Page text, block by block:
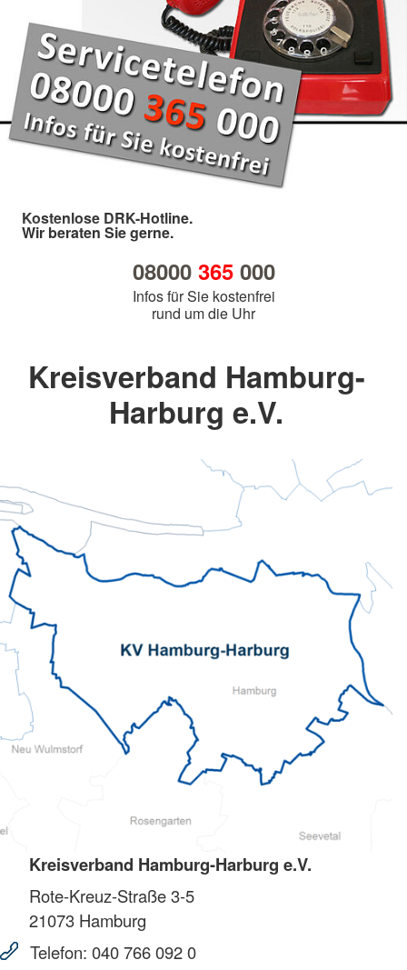
Kostenlose DRK-Hotline.
Wir beraten Sie gerne.
08000 365000
Infos für Sie kostenfrei
rund um die Uhr
Kreisverband Hamburg-
Harburg e.V.
Kreisverband Hamburg-Harburg e.V.
Rote-Kreuz-Straße 3-5
21073 Hamburg
Telefon: 040 766 092 0